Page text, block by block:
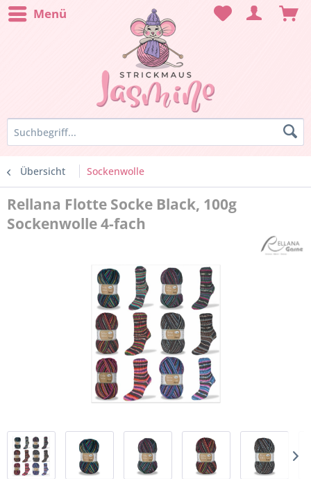
Menü
Übersicht Sockenwolle
Rellana Flotte Socke Black, 100g
Sockenwolle 4-fach